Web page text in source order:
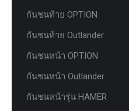
กันชนท้าย OPTION
กันชนท้าย Outlander
กันชนหน้า OPTION
กันชนหน้า Outlander
กันชนหน้ารุ่น HAMER